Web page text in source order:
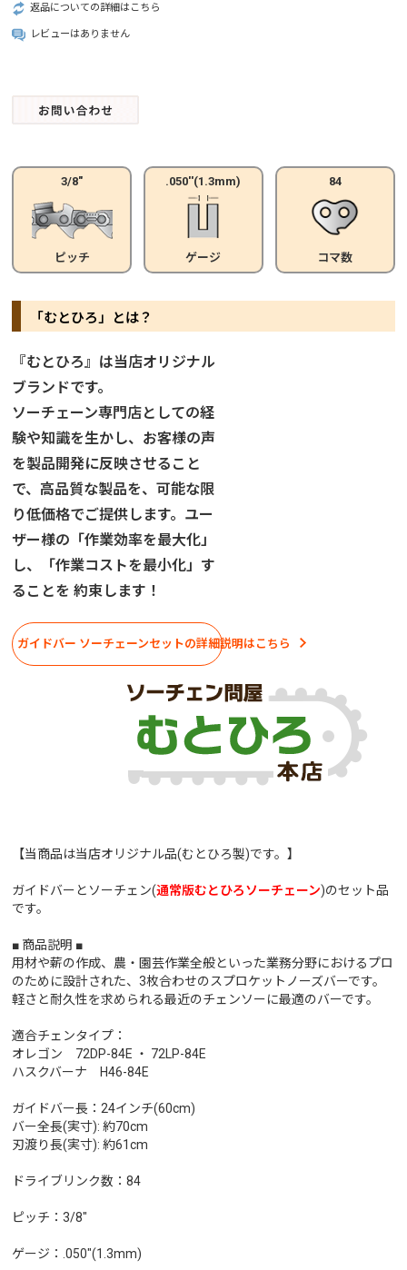
返品についての詳細はこちら
レビューはありません
3/8"
ピッチ
.050''(1.3mm)
ゲージ
84
コマ数
「むとひろ」とは？
『むとひろ』は当店オリジナル
ブランドです。
ソーチェーン専門店としての経
験や知識を生かし、お客様の声
を製品開発に反映させること
で、高品質な製品を、可能な限
り低価格でご提供します。ユー
ザー様の「作業効率を最大化」
し、「作業コストを最小化」す
ることを 約束します！
ガイドバー ソーチェーンセットの詳細説明はこちら
【当商品は当店オリジナル品(むとひろ製)です。】
ガイドバーとソーチェン(通常版むとひろソーチェーン)のセット品
です。
■ 商品説明 ■
用材や薪の作成、農・園芸作業全般といった業務分野におけるプロ
のために設計された、3枚合わせのスプロケットノーズバーです。
軽さと耐久性を求められる最近のチェンソーに最適のバーです。
適合チェンタイプ：
オレゴン 72DP-84E ・ 72LP-84E
ハスクバーナ H46-84E
ガイドバー長：24インチ(60cm)
バー全長(実寸): 約70cm
刃渡り長(実寸): 約61cm
ドライブリンク数：84
ピッチ：3/8"
ゲージ：.050"(1.3mm)